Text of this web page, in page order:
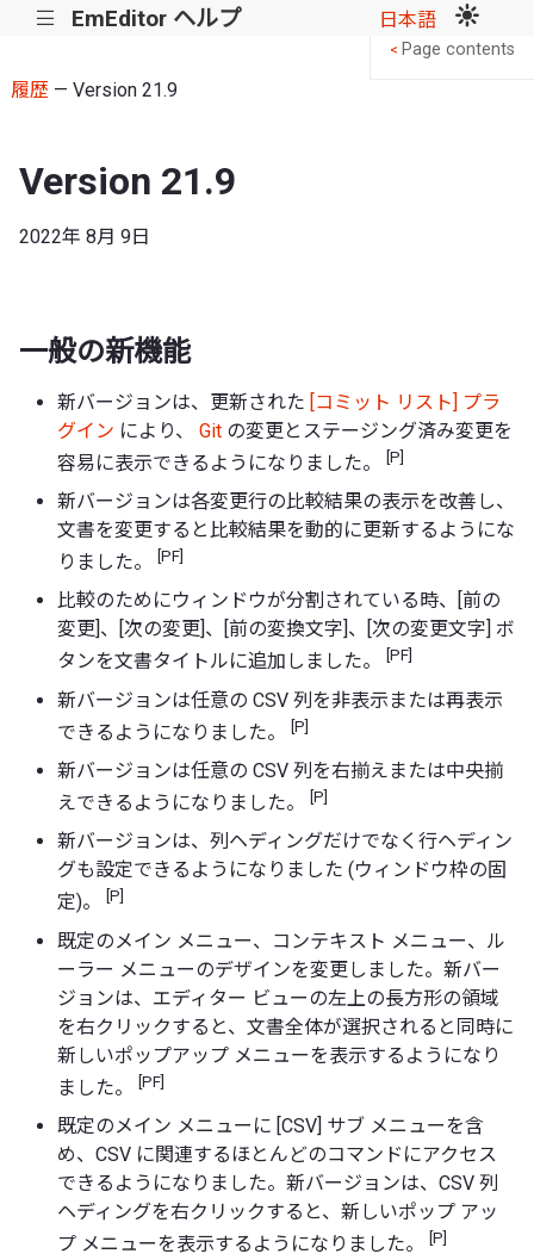
||| EmEditor ヘルプ 日本語
履歴 — Version 21.9
Version 21.9
2022年 8月 9日
一般の新機能
新バージョンは、更新された [コミット リスト] プラ
グイン により、 Git の変更とステージング済み変更を
容易に表示できるようになりました。
[P]
新バージョンは各変更行の比較結果の表示を改善し、
文書を変更すると比較結果を動的に更新するようにな
りました。
[PF]
比較のためにウィンドウが分割されている時、[前の
変更]、[次の変更]、[前の変換文字]、[次の変更文字] ボ
タンを文書タイトルに追加しました。
[PF]
新バージョンは任意の CSV 列を非表示または再表示
できるようになりました。
[P]
新バージョンは任意の CSV 列を右揃えまたは中央揃
えできるようになりました。
[P]
新バージョンは、列ヘディングだけでなく行ヘディン
グも設定できるようになりました (ウィンドウ枠の固
定)。
[P]
既定のメイン メニュー、コンテキスト メニュー、ル
ーラー メニューのデザインを変更しました。新バー
ジョンは、エディター ビューの左上の長方形の領域
を右クリックすると、文書全体が選択されると同時に
新しいポップアップ メニューを表示するようになり
ました。
[PF]
既定のメイン メニューに [CSV] サブ メニューを含
め、CSV に関連するほとんどのコマンドにアクセス
できるようになりました。新バージョンは、CSV 列
ヘディングを右クリックすると、新しいポップ アッ
プ メニューを表示するようになりました。
[P]
< Page contents